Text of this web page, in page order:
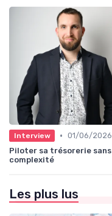
Interview • 01/06/2026
Piloter sa trésorerie sans
complexité
Les plus lus